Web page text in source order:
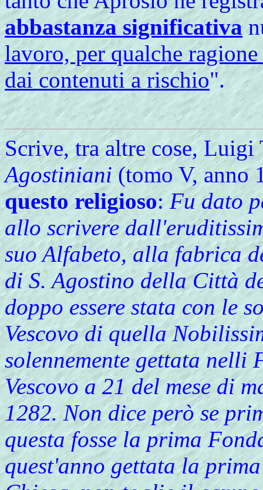
abbastanza significativa
lavoro, per qualche
dai contenuti a rischio".
Scrive, tra altre cose,
Agostiniani(tomo V, anno
questo religioso:Fu dato
allo scrivere
suo Alfabeto, alla fabrica
di S. Agostino della Città
doppo essere stata con le
Vescovo di quella
solennemente gettata nelli
Vescovo a 21 del mese di
1282. Non dice però se
questa fosse la prima
quest'anno gettata la